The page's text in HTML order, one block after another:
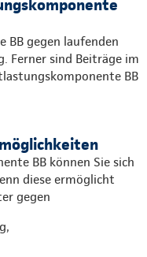
BB gegen laufenden
Ferner sind Beiträge im
BB
BB können Sie sich
diese ermöglicht
gegen